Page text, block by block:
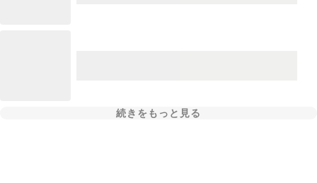
続きをもっと見る